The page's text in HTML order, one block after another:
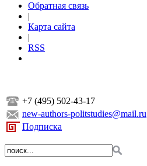
Обратная связь
|
Карта сайта
|
RSS
+7 (495) 502-43-17
new-authors-politstudies@mail.ru
Подписка